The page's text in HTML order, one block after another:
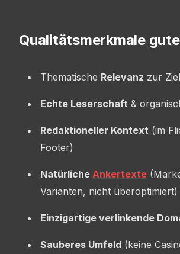
Qualitätsmerkmale
Thematische Relevanz zur
Echte Leserschaft &
Redaktioneller Kontext (im
Footer)
Natürliche Ankertexte
Varianten, nicht überoptimiert)
Einzigartige verlinkende
Sauberes Umfeld (keine